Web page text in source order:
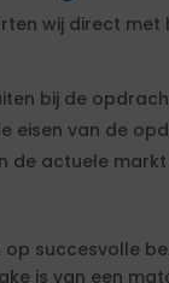
wij direct met
bij de
eisen van de
de actuele
succesvolle
is van een